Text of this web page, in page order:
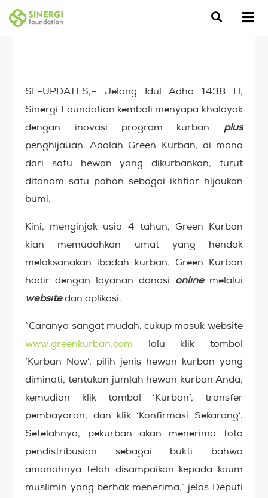
SF-UPDATES,– Jelang Idul Adha 1438 H,
Sinergi Foundation kembali menyapa khalayak
dengan inovasi program kurban plus
penghijauan. Adalah Green Kurban, di mana
dari satu hewan yang dikurbankan, turut
ditanam satu pohon sebagai ikhtiar hijaukan
bumi.
Kini, menginjak usia 4 tahun, Green Kurban
kian memudahkan umat yang hendak
melaksanakan ibadah kurban. Green Kurban
hadir dengan layanan donasi onlinemelalui
websitedan aplikasi.
“Caranya sangat mudah, cukup masuk website
www.greenkurban.com lalu klik tombol
‘Kurban Now’, pilih jenis hewan kurban yang
diminati, tentukan jumlah hewan kurban Anda,
kemudian klik tombol ‘Kurban’, transfer
pembayaran, dan klik ‘Konfirmasi Sekarang’.
Setelahnya, pekurban akan menerima foto
pendistribusian sebagai bukti bahwa
amanahnya telah disampaikan kepada kaum
muslimin yang berhak menerima,” jelas Deputi